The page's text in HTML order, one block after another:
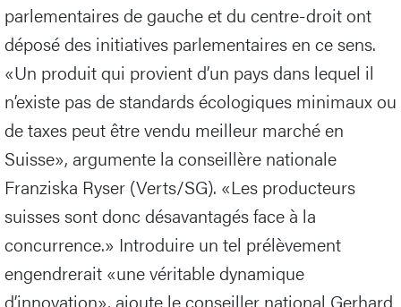
parlementaires de gauche et du centre-droit ont
déposé des initiatives parlementaires en ce sens.
«Un produit qui provient d’un pays dans lequel il
n’existe pas de standards écologiques minimaux ou
de taxes peut être vendu meilleur marché en
Suisse», argumente la conseillère nationale
Franziska Ryser (Verts/SG). «Les producteurs
suisses sont donc désavantagés face à la
concurrence.» Introduire un tel prélèvement
engendrerait «une véritable dynamique
d’innovation», ajoute le conseiller national Gerhard